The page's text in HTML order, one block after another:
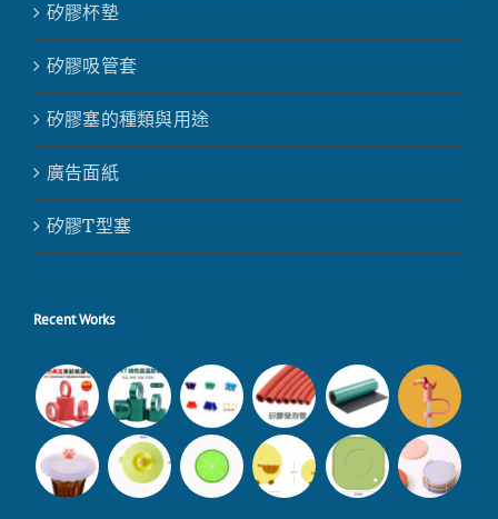
矽膠杯墊
矽膠吸管套
矽膠塞的種類與用途
廣告面紙
矽膠T型塞
Recent Works